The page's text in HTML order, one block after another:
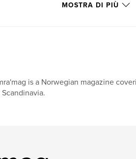
MOSTRA DI PIÙ
is a Norwegian magazine